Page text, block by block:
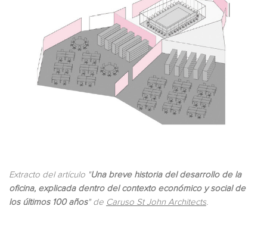
Extracto del artículo "Una breve historia del desarrollo de la
oficina, explicada dentro del contexto económico y social de
los últimos 100 años" de Caruso St John Architects.